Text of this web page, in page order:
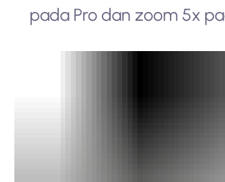
pada Pro dan zoom 5x